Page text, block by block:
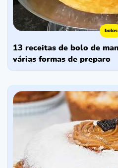
bolos
13 receitas de bolo de mandioca ralada mais
várias formas de preparo